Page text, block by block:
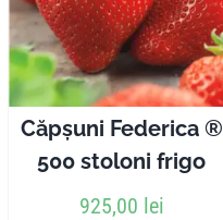
Căpșuni Federica ®
500 stoloni frigo
925,00 lei